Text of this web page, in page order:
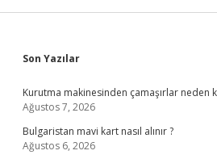
Sidebar
Son Yazılar
Kurutma makinesinden çamaşırlar neden
Ağustos 7, 2026
Bulgaristan mavi kart nasıl alınır ?
Ağustos 6, 2026